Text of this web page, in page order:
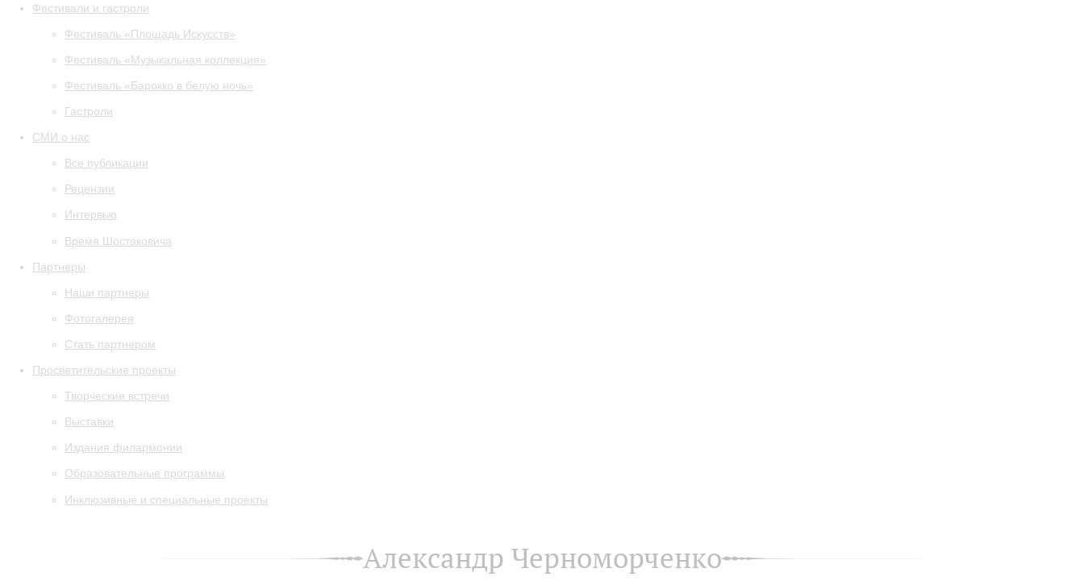
Фестивали и гастроли
Фестиваль «Площадь Искусств»
Фестиваль «Музыкальная коллекция»
Фестиваль «Барокко в белую ночь»
Гастроли
СМИ о нас
Все публикации
Рецензии
Интервью
Время Шостаковича
Партнеры
Наши партнеры
Фотогалерея
Стать партнером
Просветительские проекты
Творческие встречи
Выставки
Издания филармонии
Образовательные программы
Инклюзивные и специальные проекты
Александр Черноморченко